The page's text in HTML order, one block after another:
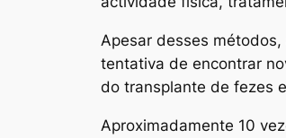
Apesar desses
tentativa de encontrar
do transplante de fezes
Aproximadamente 10